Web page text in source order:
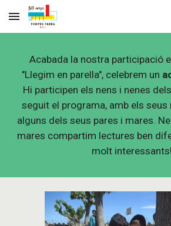
Skip to main content
Acabada la nostra participació
"Llegim en parella", celebrem un
Hi participen els nens i nenes
seguit el programa, amb els
alguns dels seus pares i mares.
mares compartim lectures ben
molt interessants!